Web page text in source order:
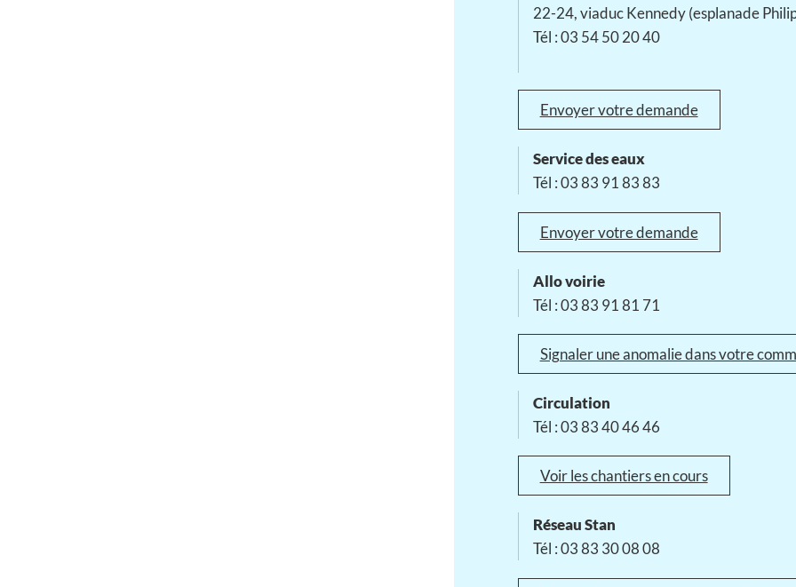
22-24, viaduc Kennedy (esplanade
Tél : 03 54 50 20 40
Envoyer votre demande
Service des eaux
Tél : 03 83 91 83 83
Envoyer votre demande
Allo voirie
Tél : 03 83 91 81 71
Signaler une anomalie dans votre
Circulation
Tél : 03 83 40 46 46
Voir les chantiers en cours
Réseau Stan
Tél : 03 83 30 08 08